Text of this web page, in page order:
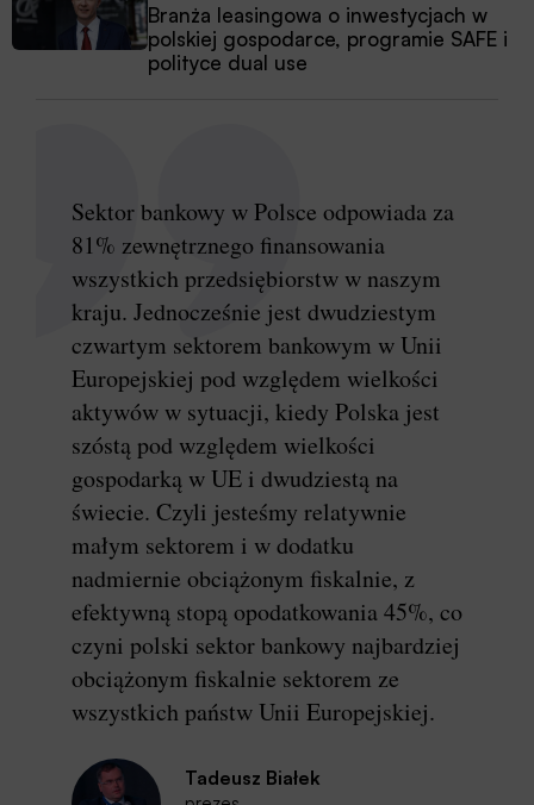
Branża leasingowa o inwestycjach w
polskiej gospodarce, programie SAFE i
polityce dual use
Sektor bankowy w Polsce odpowiada za
81% zewnętrznego finansowania
wszystkich przedsiębiorstw w naszym
kraju. Jednocześnie jest dwudziestym
czwartym sektorem bankowym w Unii
Europejskiej pod względem wielkości
aktywów w sytuacji, kiedy Polska jest
szóstą pod względem wielkości
gospodarką w UE i dwudziestą na
świecie. Czyli jesteśmy relatywnie
małym sektorem i w dodatku
nadmiernie obciążonym fiskalnie, z
efektywną stopą opodatkowania 45%, co
czyni polski sektor bankowy najbardziej
obciążonym fiskalnie sektorem ze
wszystkich państw Unii Europejskiej.
Tadeusz Białek